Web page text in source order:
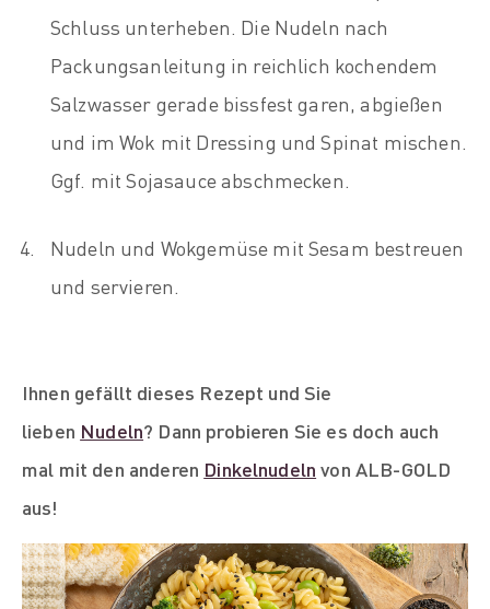
Schluss unterheben. Die Nudeln nach
Packungsanleitung in reichlich kochendem
Salzwasser gerade bissfest garen, abgießen
und im Wok mit Dressing und Spinat mischen.
Ggf. mit Sojasauce abschmecken.
Nudeln und Wokgemüse mit Sesam bestreuen
und servieren.
Ihnen gefällt dieses Rezept und Sie
lieben Nudeln? Dann probieren Sie es doch auch
mal mit den anderen Dinkelnudeln von ALB-GOLD
aus!